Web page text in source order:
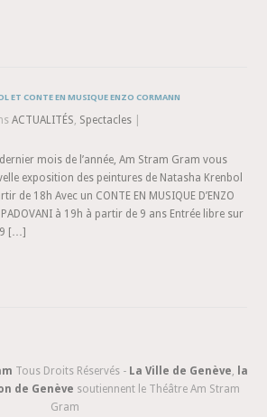
ET CONTE EN MUSIQUE ENZO CORMANN
ACTUALITÉS, Spectacles
mois de l’année, Am Stram Gram vous
exposition des peintures de Natasha Krenbol
de 18h Avec un CONTE EN MUSIQUE D’ENZO
PADOVANI à 19h à partir de 9 ans Entrée libre sur
[…]
Tous Droits Réservés - La Ville de Genève,
la
de Genève soutiennent le Théâtre Am Stram
Gram